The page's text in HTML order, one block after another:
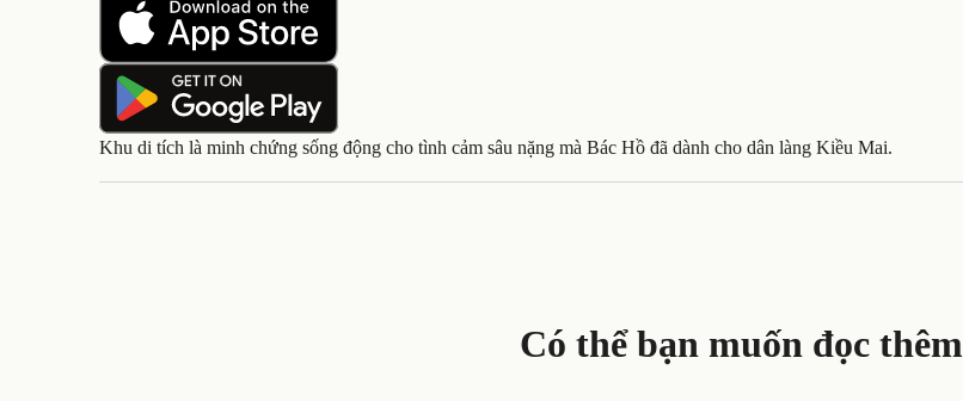
Khu di tích là minh chứng sống động cho tình cảm sâu nặng mà Bác Hồ đã dành cho dân làng Kiều Mai.
Có thể bạn muốn đọc thêm